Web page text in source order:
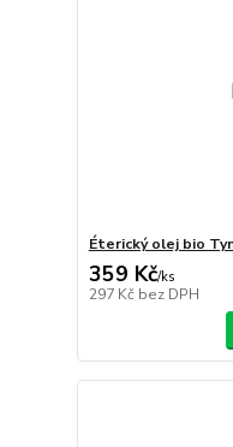
Éterický olej bio
359 Kč/ks
297 Kč bez DPH